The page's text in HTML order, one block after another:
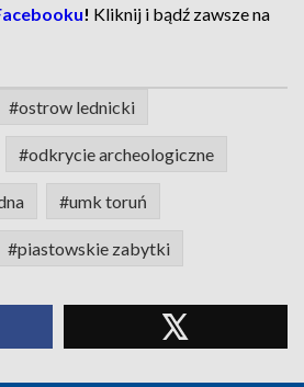
! Kliknij i bądź zawsze na
#ostrow lednicki
#odkrycie archeologiczne
#umk toruń
#piastowskie zabytki